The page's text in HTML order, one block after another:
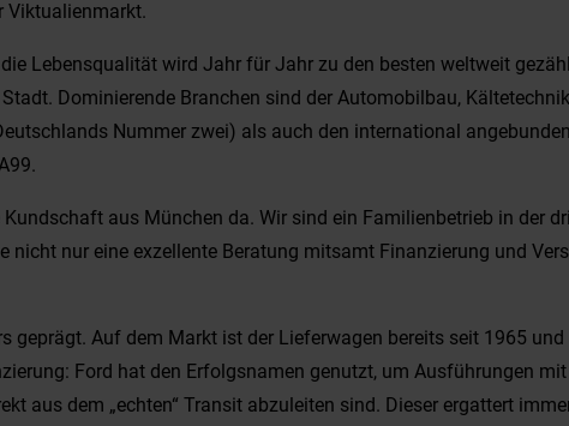
Viktualienmarkt.
Lebensqualität wird Jahr für Jahr zu den besten weltweit
Dominierende Branchen sind der Automobilbau,
Nummer zwei) als auch den international
aus München da. Wir sind ein Familienbetrieb in der
nur eine exzellente Beratung mitsamt Finanzierung und
geprägt. Auf dem Markt ist der Lieferwagen bereits seit 1965
Ford hat den Erfolgsnamen genutzt, um Ausführungen
aus dem „echten“ Transit abzuleiten sind. Dieser ergattert